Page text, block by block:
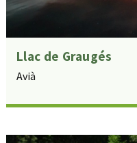
Llac de Graugés
Avià